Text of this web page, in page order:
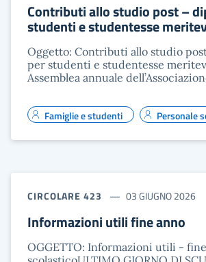
Contributi allo studio post –
studenti e studentesse
Oggetto: Contributi allo studio
per studenti e studentesse
Assemblea annuale
Famiglie e studenti Personale
CIRCOLARE 423 03 GIUGNO 2026
Informazioni utili fine anno
OGGETTO: Informazioni utili -